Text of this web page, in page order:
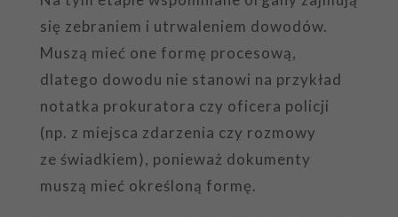
się zebraniem i utrwaleniem dowodów.
Muszą mieć one formę procesową,
dlatego dowodu nie stanowi na przykład
notatka prokuratora czy oficera policji
(np. z miejsca zdarzenia czy rozmowy
ze świadkiem), ponieważ dokumenty
muszą mieć określoną formę.